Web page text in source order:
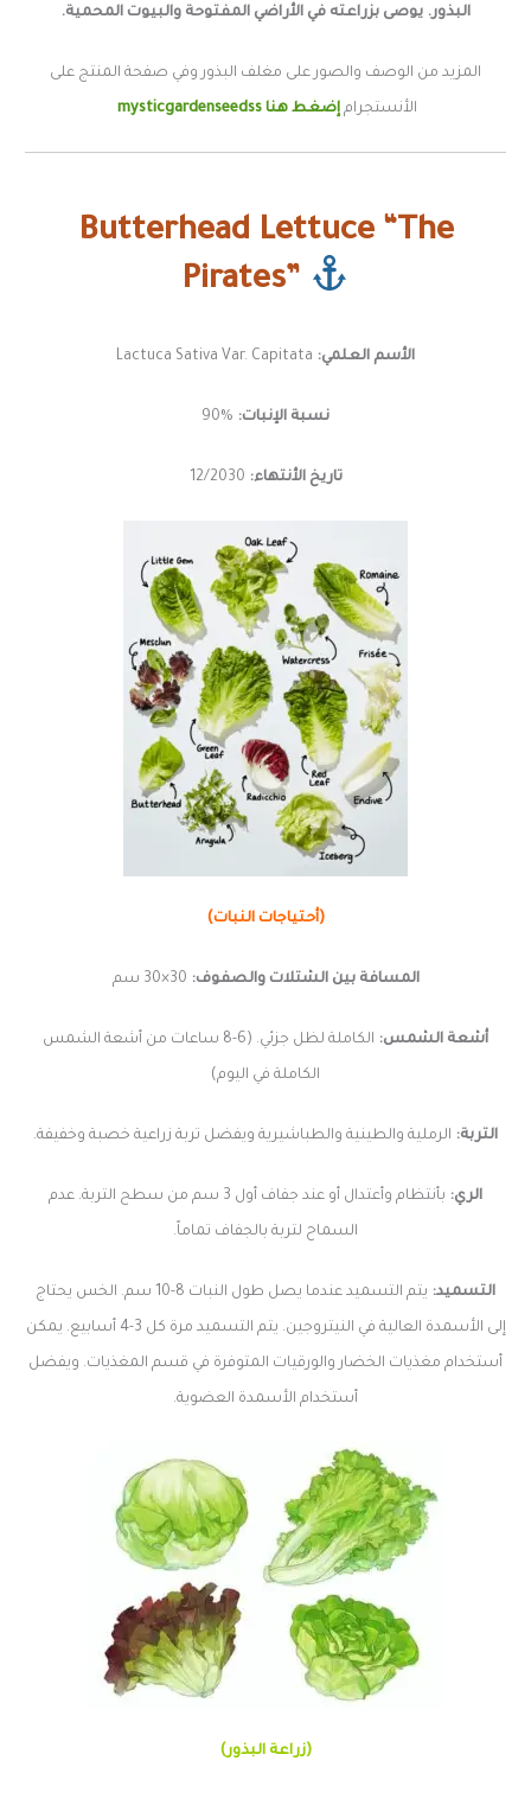
البذور. يوصى بزراعته في الأراضي المفتوحة والبيوت المحمية.
المزيد من الوصف والصور على مغلف البذور وفي صفحة المنتج على
الأنستجرام إضغط هنا mysticgardenseedss
Butterhead Lettuce “The
Pirates”
الأسم العلمي:
نسبة الإنبات: %90
تاريخ الأنتهاء:
(أحتياجات النبات)
المسافة بين الشتلات والصفوف:
أشعة الشمس: الكاملة لظل جزئي. (6-8 ساعات من أشعة الشمس
الكاملة في اليوم)
التربة: الرملية والطينية والطباشيرية ويفضل تربة زراعية خصبة وخفيفة.
الري: بأنتظام وأعتدال أو عند جفاف أول 3 سم من سطح التربة. عدم
السماح لتربة بالجفاف تماماً.
التسميد: يتم التسميد عندما يصل طول النبات 8-10 سم. الخس يحتاج
إلى الأسمدة العالية في النيتروجين. يتم التسميد مرة كل 3-4 أسابيع. يمكن
أستخدام مغذيات الخضار والورقيات المتوفرة في قسم المغذيات. ويفضل
أستخدام الأسمدة العضوية.
(زراعة البذور)